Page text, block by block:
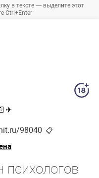
в тексте — выделите этот
Ctrl+Enter
📄 ✈
98040 📋
психологов